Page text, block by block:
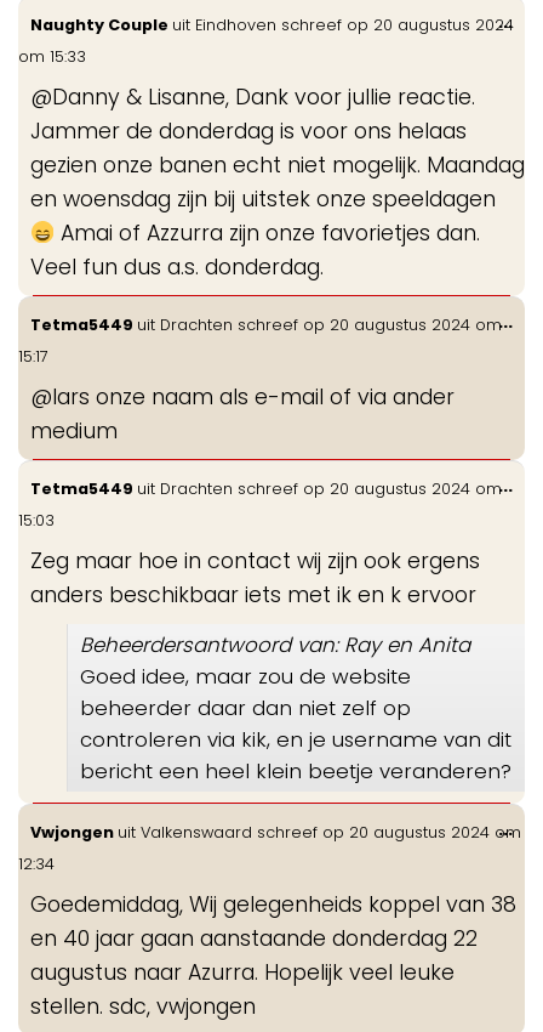
Naughty Couple uit Eindhoven schreef op 20 augustus 2024
om 15:33
@Danny & Lisanne, Dank voor jullie reactie.
Jammer de donderdag is voor ons helaas
gezien onze banen echt niet mogelijk. Maandag
en woensdag zijn bij uitstek onze speeldagen
Amai of Azzurra zijn onze favorietjes dan.
Veel fun dus a.s. donderdag.
...
Tetma5449 uit Drachten schreef op 20 augustus 2024 om
15:17
@lars onze naam als e-mail of via ander
medium
...
Tetma5449 uit Drachten schreef op 20 augustus 2024 om
15:03
Zeg maar hoe in contact wij zijn ook ergens
anders beschikbaar iets met ik en k ervoor
Beheerdersantwoord van: Ray en Anita
Goed idee, maar zou de website
beheerder daar dan niet zelf op
controleren via kik, en je username van dit
bericht een heel klein beetje veranderen?
...
Vwjongen uit Valkenswaard schreef op 20 augustus 2024 om
12:34
Goedemiddag, Wij gelegenheids koppel van 38
en 40 jaar gaan aanstaande donderdag 22
augustus naar Azurra. Hopelijk veel leuke
stellen. sdc, vwjongen
...